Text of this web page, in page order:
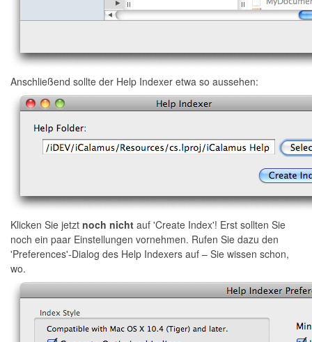
Anschließend sollte der Help Indexer etwa so aussehen:
Klicken Sie jetzt noch nicht auf 'Create Index'! Erst sollten Sie
noch ein paar Einstellungen vornehmen. Rufen Sie dazu den
'Preferences'-Dialog des Help Indexers auf – Sie wissen schon,
wo.